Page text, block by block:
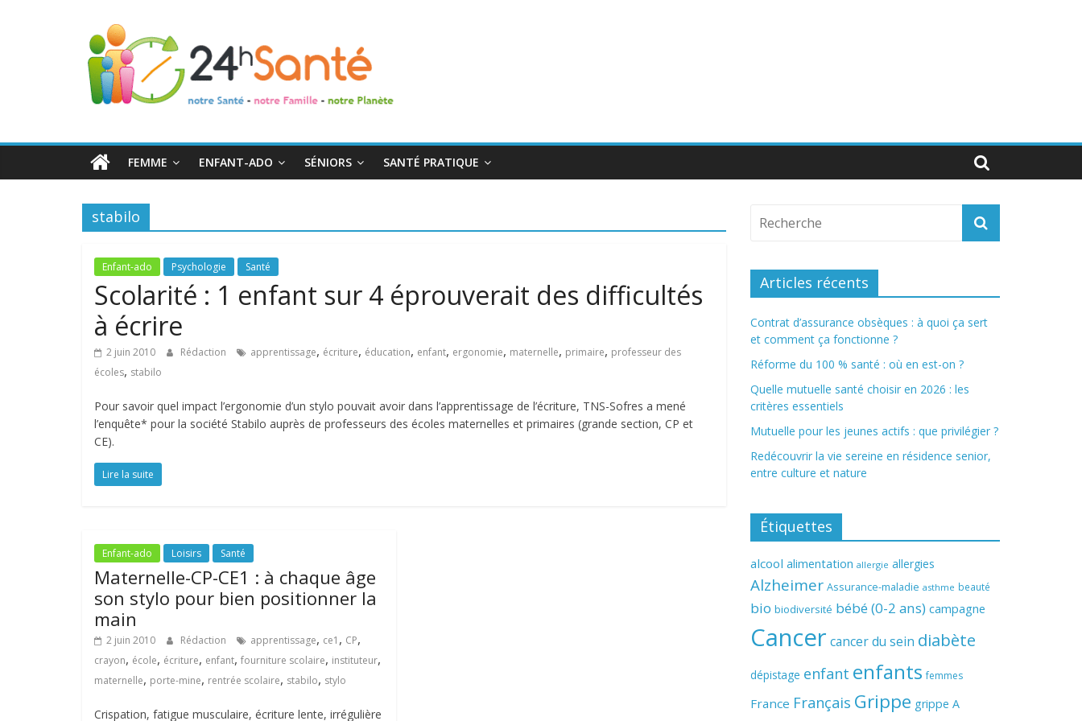
24h
Santé
toute
famille
FEMME ENFANT-ADO SÉNIORS SANTÉ PRATIQUE
stabilo
Enfant-ado Psychologie Santé
Scolarité : 1 enfant sur 4 éprouverait des difficultés
à écrire
2 juin 2010 Rédaction apprentissage, écriture, éducation, enfant, ergonomie, maternelle, primaire, professeur des
écoles, stabilo
Pour savoir quel impact l’ergonomie d’un stylo pouvait avoir dans l’apprentissage de l’écriture, TNS-Sofres a mené
l’enquête* pour la société Stabilo auprès de professeurs des écoles maternelles et primaires (grande section, CP et
CE).
Lire la suite
Enfant-ado Loisirs Santé
Maternelle-CP-CE1 : à chaque âge
son stylo pour bien positionner la
main
2 juin 2010 Rédaction apprentissage, ce1 , CP,
crayon, école, écriture, enfant, fourniture scolaire, instituteur,
maternelle, porte-mine, rentrée scolaire, stabilo, stylo
Crispation, fatigue musculaire, écriture lente, irrégulière
Articles récents
Contrat d’assurance obsèques : à quoi ça sert
et comment ça fonctionne ?
Réforme du 100 % santé : où en est-on ?
Quelle mutuelle santé choisir en 2026 : les
critères essentiels
Mutuelle pour les jeunes actifs : que privilégier ?
Redécouvrir la vie sereine en résidence senior,
entre culture et nature
Étiquettes
alcool alimentation allergie allergies
Alzheimer Assurance-maladie asthme beauté
bio biodiversité bébé (0-2 ans) campagne
Cancer cancer du sein diabète
dépistage enfant enfants femmes
France Français Grippe grippe A